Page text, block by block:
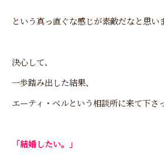
という真っ直ぐな感じが素敵だなと思い
決心して、
一歩踏み出した結果、
エーティ・ベルという相談所に来て下さ
「結婚したい。」